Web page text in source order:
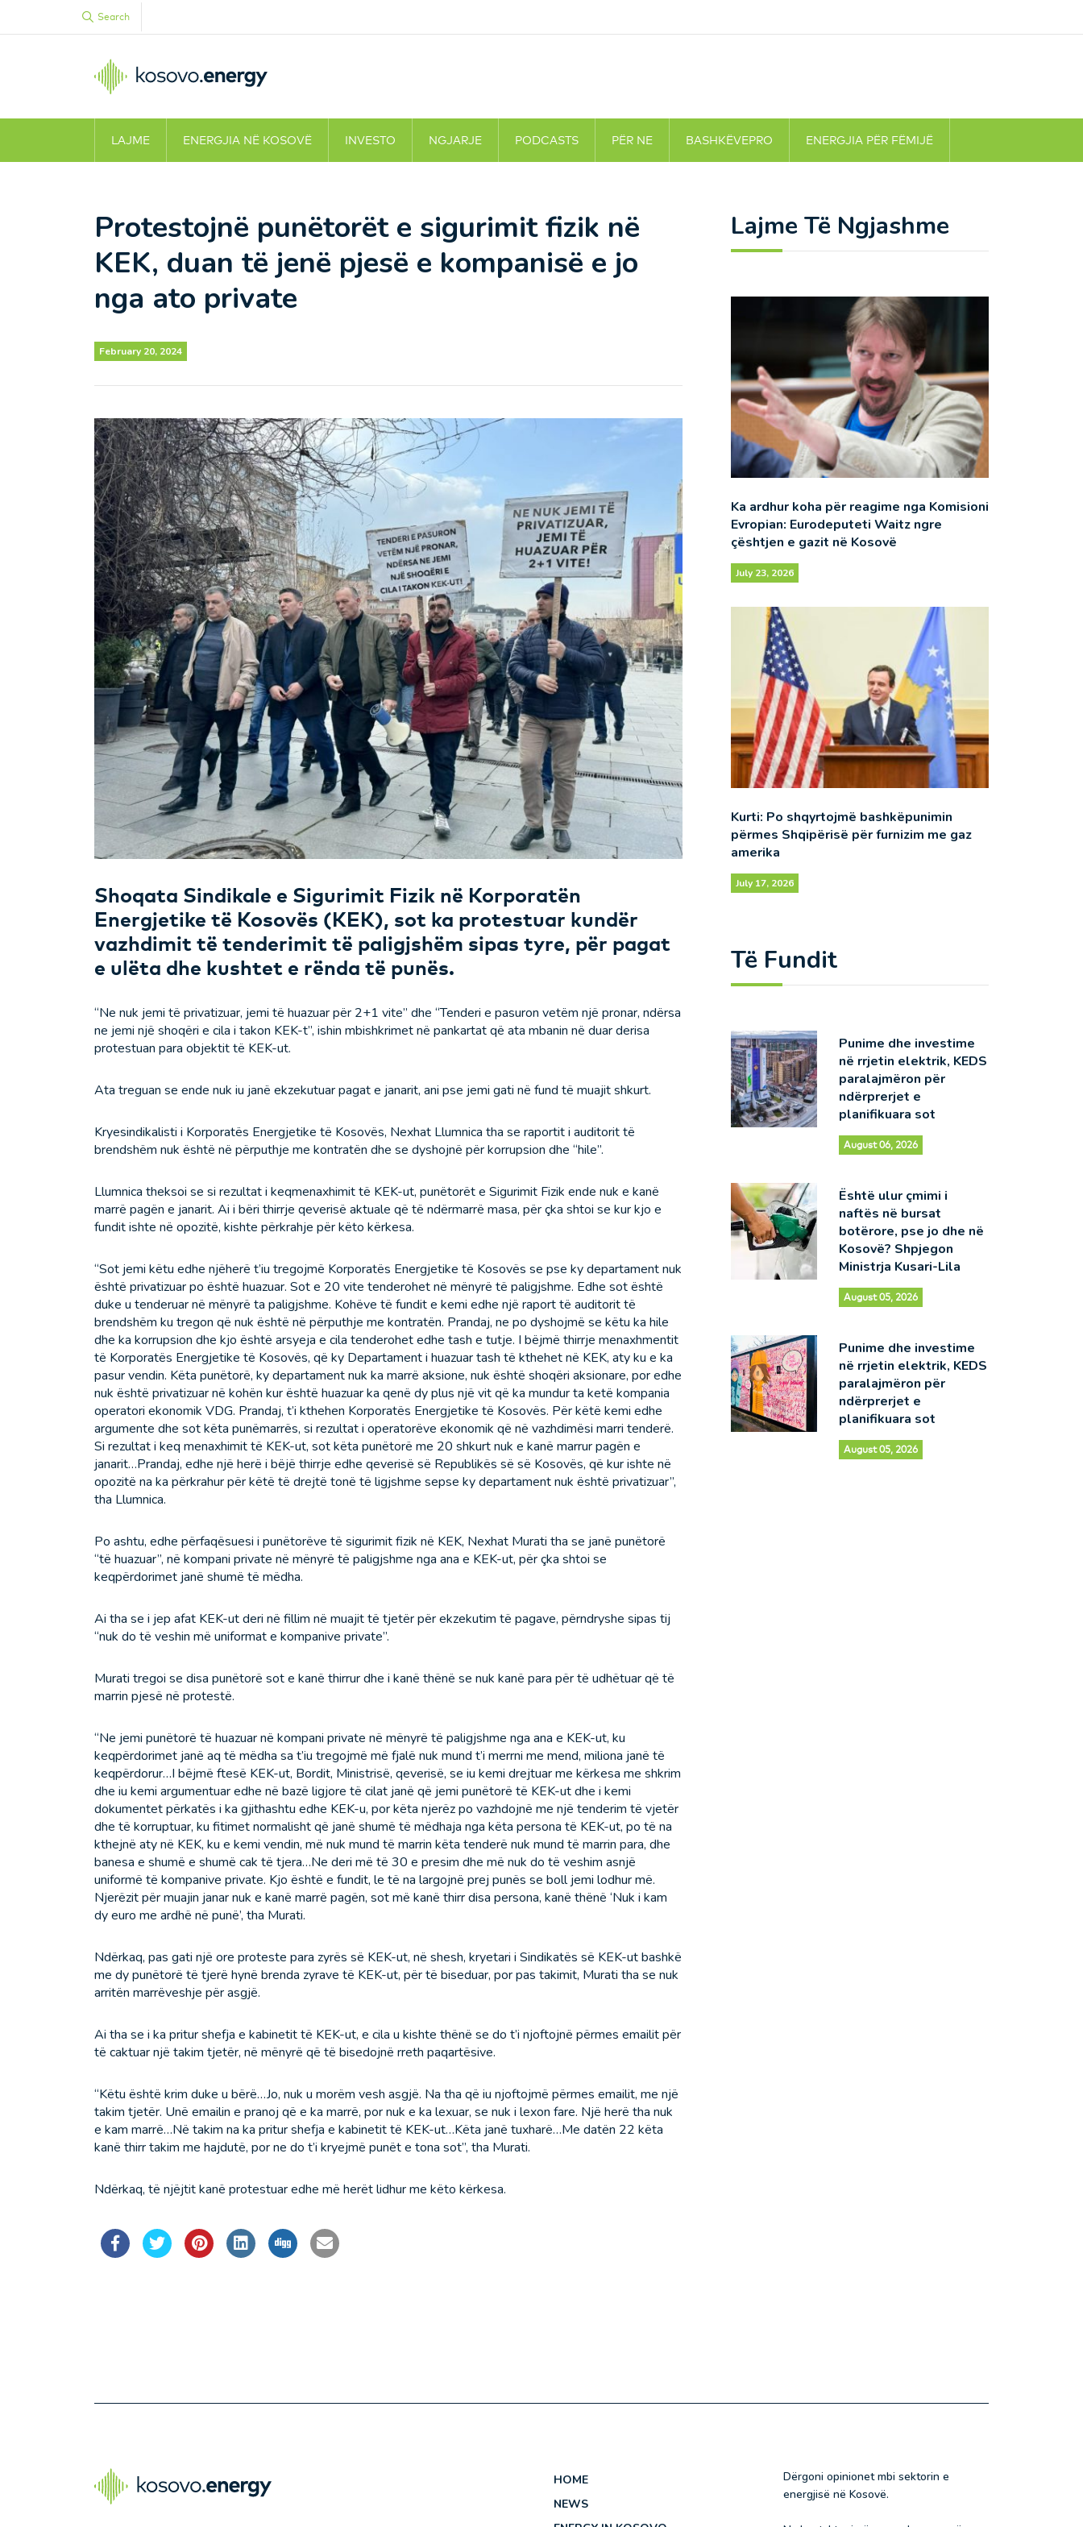
Search
LAJME ENERGJIA NË KOSOVË INVESTO NGJARJE PODCASTS PËR NE BASHKËVEPRO ENERGJIA PËR FËMIJË
Protestojnë punëtorët e sigurimit fizik në
KEK, duan të jenë pjesë e kompanisë e jo
nga ato private
February 20, 2024
Shoqata Sindikale e Sigurimit Fizik në Korporatën
Energjetike të Kosovës (KEK), sot ka protestuar kundër
vazhdimit të tenderimit të paligjshëm sipas tyre, për pagat
e ulëta dhe kushtet e rënda të punës.
“Ne nuk jemi të privatizuar, jemi të huazuar për 2+1 vite” dhe “Tenderi e pasuron vetëm një pronar, ndërsa
ne jemi një shoqëri e cila i takon KEK-t”, ishin mbishkrimet në pankartat që ata mbanin në duar derisa
protestuan para objektit të KEK-ut.
Ata treguan se ende nuk iu janë ekzekutuar pagat e janarit, ani pse jemi gati në fund të muajit shkurt.
Kryesindikalisti i Korporatës Energjetike të Kosovës, Nexhat Llumnica tha se raportit i auditorit të
brendshëm nuk është në përputhje me kontratën dhe se dyshojnë për korrupsion dhe “hile”.
Llumnica theksoi se si rezultat i keqmenaxhimit të KEK-ut, punëtorët e Sigurimit Fizik ende nuk e kanë
marrë pagën e janarit. Ai i bëri thirrje qeverisë aktuale që të ndërmarrë masa, për çka shtoi se kur kjo e
fundit ishte në opozitë, kishte përkrahje për këto kërkesa.
“Sot jemi këtu edhe njëherë t’iu tregojmë Korporatës Energjetike të Kosovës se pse ky departament nuk
është privatizuar po është huazuar. Sot e 20 vite tenderohet në mënyrë të paligjshme. Edhe sot është
duke u tenderuar në mënyrë ta paligjshme. Kohëve të fundit e kemi edhe një raport të auditorit të
brendshëm ku tregon që nuk është në përputhje me kontratën. Prandaj, ne po dyshojmë se këtu ka hile
dhe ka korrupsion dhe kjo është arsyeja e cila tenderohet edhe tash e tutje. I bëjmë thirrje menaxhmentit
të Korporatës Energjetike të Kosovës, që ky Departament i huazuar tash të kthehet në KEK, aty ku e ka
pasur vendin. Këta punëtorë, ky departament nuk ka marrë aksione, nuk është shoqëri aksionare, por edhe
nuk është privatizuar në kohën kur është huazuar ka qenë dy plus një vit që ka mundur ta ketë kompania
operatori ekonomik VDG. Prandaj, t’i kthehen Korporatës Energjetike të Kosovës. Për këtë kemi edhe
argumente dhe sot këta punëmarrës, si rezultat i operatorëve ekonomik që në vazhdimësi marri tenderë.
Si rezultat i keq menaxhimit të KEK-ut, sot këta punëtorë me 20 shkurt nuk e kanë marrur pagën e
janarit…Prandaj, edhe një herë i bëjë thirrje edhe qeverisë së Republikës së së Kosovës, që kur ishte në
opozitë na ka përkrahur për këtë të drejtë tonë të ligjshme sepse ky departament nuk është privatizuar”,
tha Llumnica.
Po ashtu, edhe përfaqësuesi i punëtorëve të sigurimit fizik në KEK, Nexhat Murati tha se janë punëtorë
“të huazuar”, në kompani private në mënyrë të paligjshme nga ana e KEK-ut, për çka shtoi se
keqpërdorimet janë shumë të mëdha.
Ai tha se i jep afat KEK-ut deri në fillim në muajit të tjetër për ekzekutim të pagave, përndryshe sipas tij
“nuk do të veshin më uniformat e kompanive private”.
Murati tregoi se disa punëtorë sot e kanë thirrur dhe i kanë thënë se nuk kanë para për të udhëtuar që të
marrin pjesë në protestë.
“Ne jemi punëtorë të huazuar në kompani private në mënyrë të paligjshme nga ana e KEK-ut, ku
keqpërdorimet janë aq të mëdha sa t’iu tregojmë më fjalë nuk mund t’i merrni me mend, miliona janë të
keqpërdorur…I bëjmë ftesë KEK-ut, Bordit, Ministrisë, qeverisë, se iu kemi drejtuar me kërkesa me shkrim
dhe iu kemi argumentuar edhe në bazë ligjore të cilat janë që jemi punëtorë të KEK-ut dhe i kemi
dokumentet përkatës i ka gjithashtu edhe KEK-u, por këta njerëz po vazhdojnë me një tenderim të vjetër
dhe të korruptuar, ku fitimet normalisht që janë shumë të mëdhaja nga këta persona të KEK-ut, po të na
kthejnë aty në KEK, ku e kemi vendin, më nuk mund të marrin këta tenderë nuk mund të marrin para, dhe
banesa e shumë e shumë cak të tjera…Ne deri më të 30 e presim dhe më nuk do të veshim asnjë
uniformë të kompanive private. Kjo është e fundit, le të na largojnë prej punës se boll jemi lodhur më.
Njerëzit për muajin janar nuk e kanë marrë pagën, sot më kanë thirr disa persona, kanë thënë ‘Nuk i kam
dy euro me ardhë në punë’, tha Murati.
Ndërkaq, pas gati një ore proteste para zyrës së KEK-ut, në shesh, kryetari i Sindikatës së KEK-ut bashkë
me dy punëtorë të tjerë hynë brenda zyrave të KEK-ut, për të biseduar, por pas takimit, Murati tha se nuk
arritën marrëveshje për asgjë.
Ai tha se i ka pritur shefja e kabinetit të KEK-ut, e cila u kishte thënë se do t’i njoftojnë përmes emailit për
të caktuar një takim tjetër, në mënyrë që të bisedojnë rreth paqartësive.
“Këtu është krim duke u bërë…Jo, nuk u morëm vesh asgjë. Na tha që iu njoftojmë përmes emailit, me një
takim tjetër. Unë emailin e pranoj që e ka marrë, por nuk e ka lexuar, se nuk i lexon fare. Një herë tha nuk
e kam marrë…Në takim na ka pritur shefja e kabinetit të KEK-ut…Këta janë tuxharë…Me datën 22 këta
kanë thirr takim me hajdutë, por ne do t’i kryejmë punët e tona sot”, tha Murati.
Ndërkaq, të njëjtit kanë protestuar edhe më herët lidhur me këto kërkesa.
Lajme Të Ngjashme
Ka ardhur koha për reagime nga Komisioni
Evropian: Eurodeputeti Waitz ngre
çështjen e gazit në Kosovë
July 23, 2026
Kurti: Po shqyrtojmë bashkëpunimin
përmes Shqipërisë për furnizim me gaz
amerika
July 17, 2026
Të Fundit
Punime dhe investime
në rrjetin elektrik, KEDS
paralajmëron për
ndërprerjet e
planifikuara sot
August 06, 2026
Është ulur çmimi i
naftës në bursat
botërore, pse jo dhe në
Kosovë? Shpjegon
Ministrja Kusari-Lila
August 05, 2026
Punime dhe investime
në rrjetin elektrik, KEDS
paralajmëron për
ndërprerjet e
planifikuara sot
August 05, 2026
HOME
NEWS
Dërgoni opinionet mbi sektorin e
energjisë në Kosovë.